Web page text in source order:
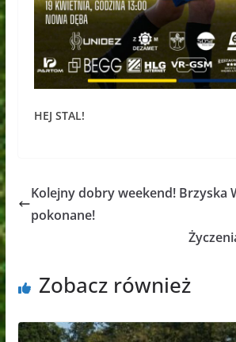
HEJ STAL!
Kolejny dobry weekend! Brzyska
pokonane!
Zobacz również